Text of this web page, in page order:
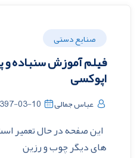
صنایع دستی
فیلم آموزش سنباده و
اپوکسی
عباس جمالی 03-10
های دیگر چوب و رزین